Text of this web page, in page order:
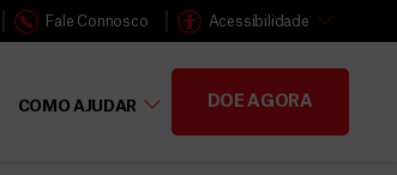
Fale Connosco Acessibilidade
COMO AJUDAR DOE AGORA